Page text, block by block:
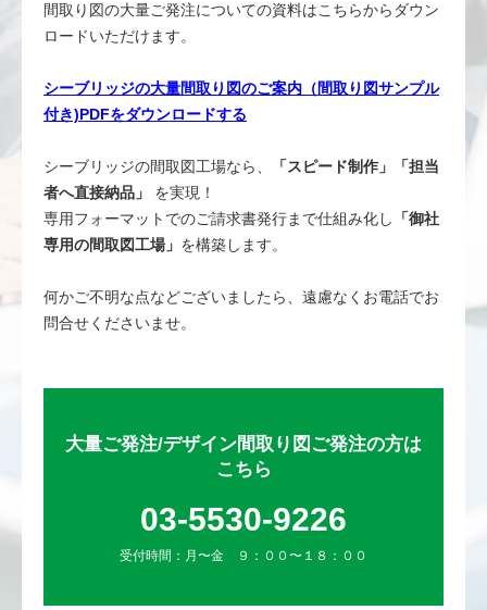
間取り図の大量ご発注についての資料はこちらからダウン
ロードいただけます。
シーブリッジの大量間取り図のご案内（間取り図サンプル
付き)PDFをダウンロードする
シーブリッジの間取図工場なら、
「スピード制作」「担当
者へ直接納品」
を実現！
専用フォーマットでのご請求書発行まで仕組み化し
「御社
専用の間取図工場」 を構築します。
何かご不明な点などございましたら、遠慮なくお電話でお
問合せくださいませ。
大量ご発注/デザイン間取り図ご発注の方は
こちら
03-5530-9226
受付時間：月〜金 ９：００〜１８：００